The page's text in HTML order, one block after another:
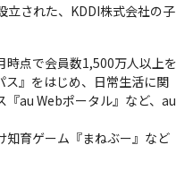
された、KDDI株式会社の子
時点で会員数1,500万人以上を
』をはじめ、日常生活に関
au Webポータル』など、au
知育ゲーム『まねぶー』など